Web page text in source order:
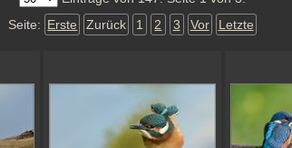
Seite: Erste Zurück 1 2 3 Vor Letzte